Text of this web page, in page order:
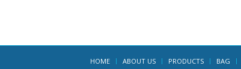
HOME ABOUT US PRODUCTS BAG